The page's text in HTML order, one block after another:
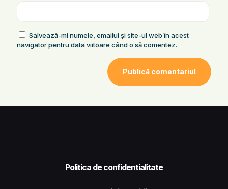
Salvează-mi numele, emailul și site-ul web în acest
navigator pentru data viitoare când o să comentez.
Politica de confidentialitate